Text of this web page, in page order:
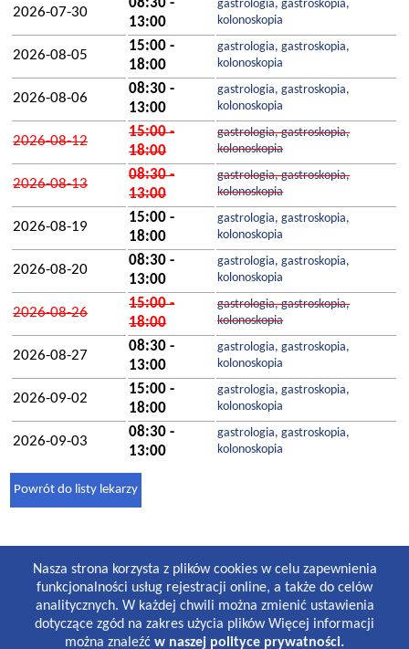
2026-07-30
08:30 -
13:00
gastrologia, gastroskopia,
kolonoskopia
2026-08-05
15:00 -
18:00
gastrologia, gastroskopia,
kolonoskopia
2026-08-06
08:30 -
13:00
gastrologia, gastroskopia,
kolonoskopia
2026-08-12
15:00 -
18:00
gastrologia, gastroskopia,
kolonoskopia
2026-08-13
08:30 -
13:00
gastrologia, gastroskopia,
kolonoskopia
2026-08-19
15:00 -
18:00
gastrologia, gastroskopia,
kolonoskopia
2026-08-20
08:30 -
13:00
gastrologia, gastroskopia,
kolonoskopia
2026-08-26
15:00 -
18:00
gastrologia, gastroskopia,
kolonoskopia
2026-08-27
08:30 -
13:00
gastrologia, gastroskopia,
kolonoskopia
2026-09-02
15:00 -
18:00
gastrologia, gastroskopia,
kolonoskopia
2026-09-03
08:30 -
13:00
gastrologia, gastroskopia,
kolonoskopia
Powrót do listy lekarzy
Lekarze i gabinety stomatologiczne:
8:30-19:00 poniedziałek-piątek
8:30-13:00 sobota
Nasza strona korzysta z plików cookies w celu zapewnienia
funkcjonalności usług rejestracji online, a także do celów
analitycznych. W każdej chwili można zmienić ustawienia
dotyczące zgód na zakres użycia plików Więcej informacji
można znaleźć w naszej polityce prywatności.